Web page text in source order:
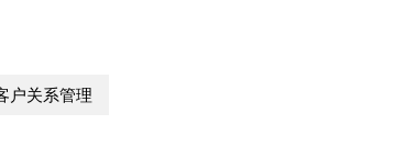
户关系管理